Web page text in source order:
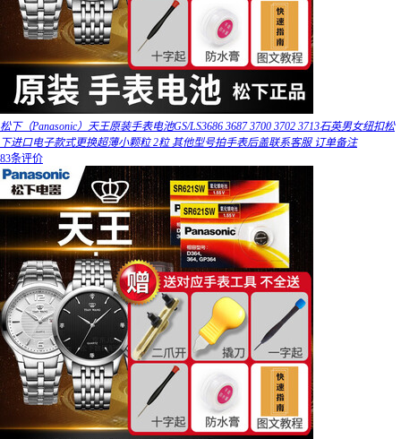
松下（Panasonic）天王原装手表电池GS/LS3686 3687 3700 3702 3713石英男女纽扣松
下进口电子款式更换超薄小颗粒 2粒 其他型号拍手表后盖联系客服 订单备注
83条评价